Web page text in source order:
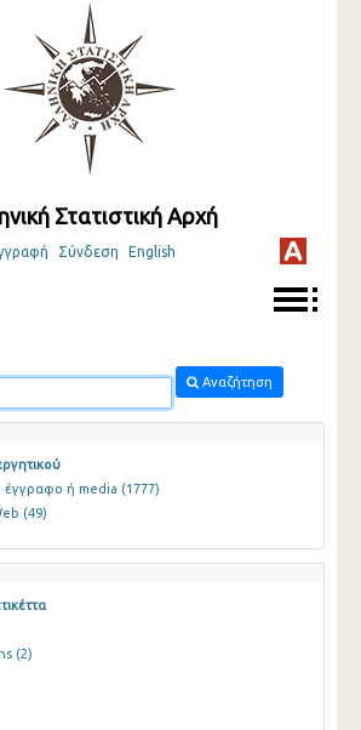
Στατιστική Αρχή
Σύνδεση English
Αναζήτηση
έγγραφο ή media (1777)
(49)
(2)